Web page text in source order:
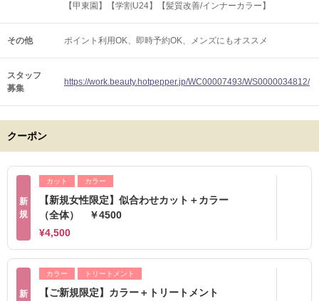
【甲東園】【学割U24】【髪質改善/インナーカラー】
その他 ポイント利用OK 即時予約OK メンズにもオススメ
スタッフ
募集
https://work.beauty.hotpepper.jp/WC00007493/WS0000034812/
クーポン
新
規
カット カラー
【新規女性限定】似合わせカット＋カラー
（全体） ￥4500
¥4,500
新
カラー トリートメント
【ご新規限定】カラー＋トリートメント